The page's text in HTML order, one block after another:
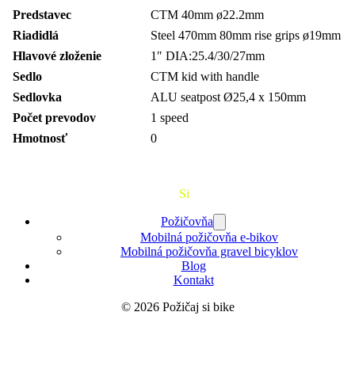
Predstavec
CTM 40mm ø22.2mm
Riadidlá
Steel 470mm 80mm rise grips ø19mm
Hlavové zloženie
1″ DIA:25.4/30/27mm
Sedlo
CTM kid with handle
Sedlovka
ALU seatpost Ø25,4 x 150mm
Počet prevodov
1 speed
Hmotnosť
0
Si
Požičovňa
Mobilná požičovňa e-bikov
Mobilná požičovňa gravel bicyklov
Blog
Kontakt
© 2026 Požičaj si bike